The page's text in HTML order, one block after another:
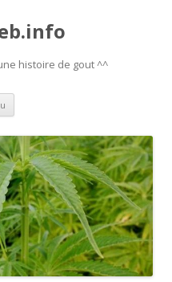
histoire de gout ^^
Aller
contenu